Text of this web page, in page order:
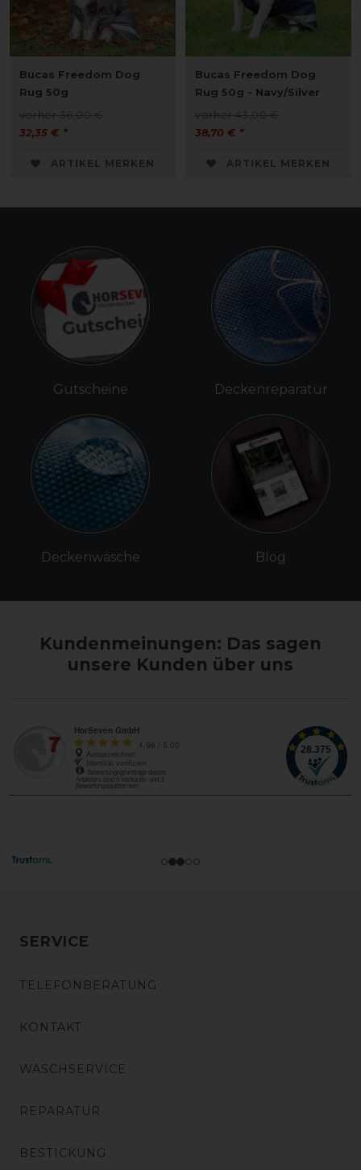
Bucas Freedom Dog
Rug 50g
vorher 36,00 €
32,35 € *
ARTIKEL MERKEN
Bucas Freedom Dog
Rug 50g - Navy/Silver
vorher 43,00 €
38,70 € *
ARTIKEL MERKEN
Gutscheine
Deckenwäsche
Deckenreparatur
Blog
Kundenmeinungen: Das sagen
unsere Kunden über uns
SERVICE
TELEFONBERATUNG
KONTAKT
WASCHSERVICE
REPARATUR
BESTICKUNG